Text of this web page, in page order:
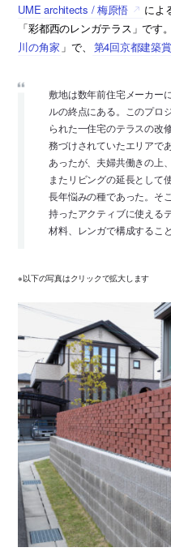
UME architects / 梅原悟
によ
「彩都西のレンガテラス」です
川の角家 」で、 第4回京都建築
敷地は数年前住宅メーカー
ルの終点にある。このプロ
られた一住宅のテラスの改
務づけされていたエリアで
あったが、夫婦共働きの上
またリビングの延長として
長年悩みの種であった。そ
持ったアクティブに使える
材料、レンガで構成するこ
※以下の写真はクリックで拡大します